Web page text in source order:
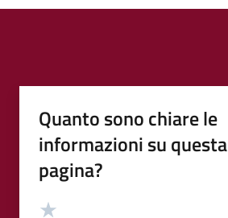
Quanto sono chiare le
informazioni su questa
pagina?
Valutazione